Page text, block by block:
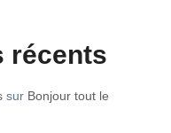
récents
sur Bonjour tout le